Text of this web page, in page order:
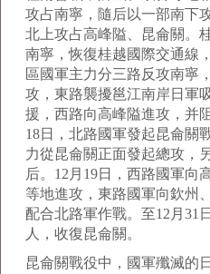
攻占南寧，隨后以一部南下
北上攻占高峰隘、昆侖關。
南寧，恢復桂越國際交通線
區國軍主力分三路反攻南寧
攻，東路襲擾邕江南岸日軍
援，西路向高峰隘進攻，并
18日，北路國軍發起昆侖關
力從昆侖關正面發起總攻，
后。12月19日，西路國軍向
等地進攻，東路國軍向欽州
配合北路軍作戰。至12月31
人，收復昆侖關。
昆侖關戰役中，國軍殲滅的